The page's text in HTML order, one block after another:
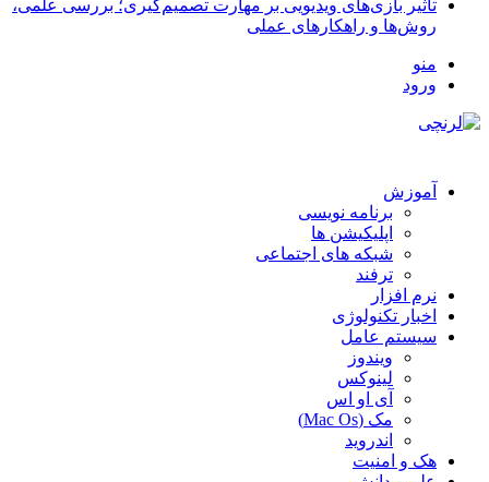
تأثیر بازی‌های ویدیویی بر مهارت تصمیم‌گیری؛ بررسی علمی،
روش‌ها و راهکارهای عملی
منو
ورود
آموزش
برنامه نویسی
اپلیکیشن ها
شبکه های اجتماعی
ترفند
نرم افزار
اخبار تکنولوژی
سیستم عامل
ویندوز
لینوکس
آی او اس
مک (Mac Os)
اندروید
هک و امنیت